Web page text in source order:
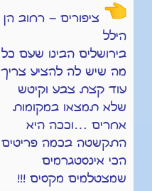
ציפורים – רחוב הן
הילל
בירושלים הבינו שעם כל
מה שיש לה להציע צריך
עוד קצת צבע וקיטש
שלא תמצאו במקומות
אחרים …וככה היא
התקשטה בכמה פריטים
הכי אינסטגרמים
שמצטלמים מקסים !!!